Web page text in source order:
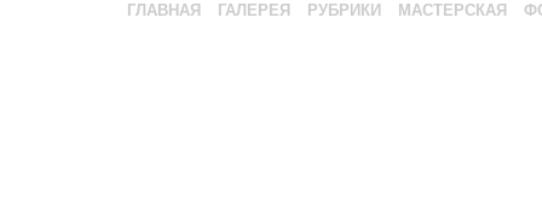
ГЛАВНАЯ ГАЛЕРЕЯ РУБРИКИ МАСТЕРСКАЯ